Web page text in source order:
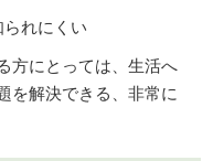
れにくい
方にとっては、生活へ
を解決できる、非常に